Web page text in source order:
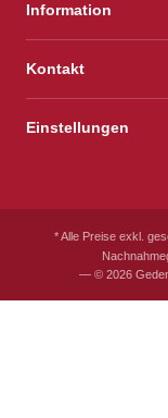
Information
Kontakt
Einstellungen
* Alle Preise exkl.
— © 2026